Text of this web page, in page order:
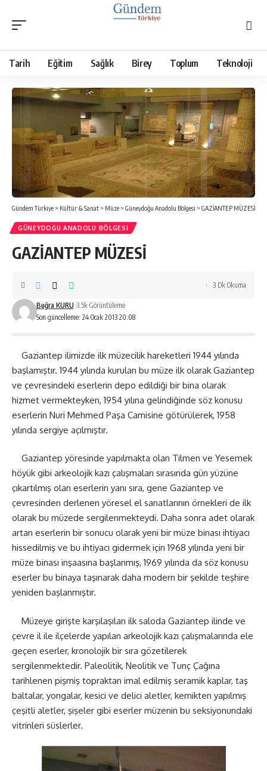
Tarih Eğitim Sağlık Birey Toplum Teknoloji
Gündem Türkiye > Kültür & Sanat > Müze > Güneydoğu Anadolu Bölgesi > GAZİANTEP MÜZESİ
GÜNEYDOĞU ANADOLU BÖLGESI
GAZİANTEP MÜZESİ
Son güncelleme: 24 Ocak 2013 20:08
Buğra KURU 3.5k Görüntüleme
3 Dk Okuma
Gaziantep ilimizde ilk müzecilik hareketleri 1944 yılında
başlamıştır. 1944 yılında kurulan bu müze ilk olarak Gaziantep
ve çevresindeki eserlerin depo edildiği bir bina olarak
hizmet vermekteyken, 1954 yılına gelindiğinde söz konusu
eserlerin Nuri Mehmed Paşa Camisine götürülerek, 1958
yılında sergiye açılmıştır.
Gaziantep yöresinde yapılmakta olan Tilmen ve Yesemek
höyük gibi arkeolojik kazı çalışmaları sırasında gün yüzüne
çıkartılmış olan eserlerin yanı sıra, gene Gaziantep ve
çevresinden derlenen yöresel el sanatlarının örnekleri de ilk
olarak bu müzede sergilenmekteydi. Daha sonra adet olarak
artan eserlerin bir sonucu olarak yeni bir müze binası ihtiyacı
hissedilmiş ve bu ihtiyacı gidermek için 1968 yılında yeni bir
müze binası inşaasına başlanmış, 1969 yılında da söz konusu
eserler bu binaya taşınarak daha modern bir şekilde teşhire
yeniden başlanmıştır.
Müzeye girişte karşılaşılan ilk saloda Gaziantep ilinde ve
çevre il ile ilçelerde yapılan arkeolojik kazı çalışmalarında ele
geçen eserler, kronolojik bir sıra gözetilerek
sergilenmektedir. Paleolitik, Neolitik ve Tunç Çağına
tarihlenen pişmiş topraktan imal edilmiş seramik kaplar, taş
baltalar, yongalar, kesici ve delici aletler, kemikten yapılmış
çeşitli aletler, şişeler gibi eserler müzenin bu seksiyonundaki
vitrinleri süslerler.